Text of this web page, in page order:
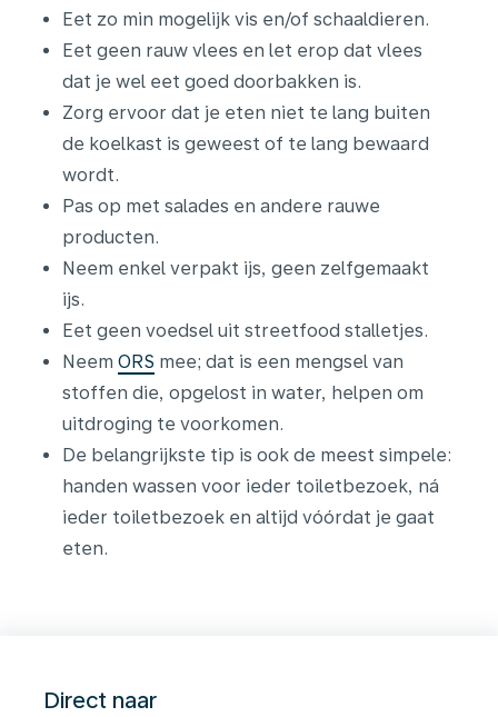
Eet zo min mogelijk vis en/of schaaldieren.
Eet geen rauw vlees en let erop dat vlees
dat je wel eet goed doorbakken is.
Zorg ervoor dat je eten niet te lang buiten
de koelkast is geweest of te lang bewaard
wordt.
Pas op met salades en andere rauwe
producten.
Neem enkel verpakt ijs, geen zelfgemaakt
ijs.
Eet geen voedsel uit streetfood stalletjes.
Neem ORS mee; dat is een mengsel van
stoffen die, opgelost in water, helpen om
uitdroging te voorkomen.
De belangrijkste tip is ook de meest simpele:
handen wassen voor ieder toiletbezoek, ná
ieder toiletbezoek en altijd vóórdat je gaat
eten.
Direct naar